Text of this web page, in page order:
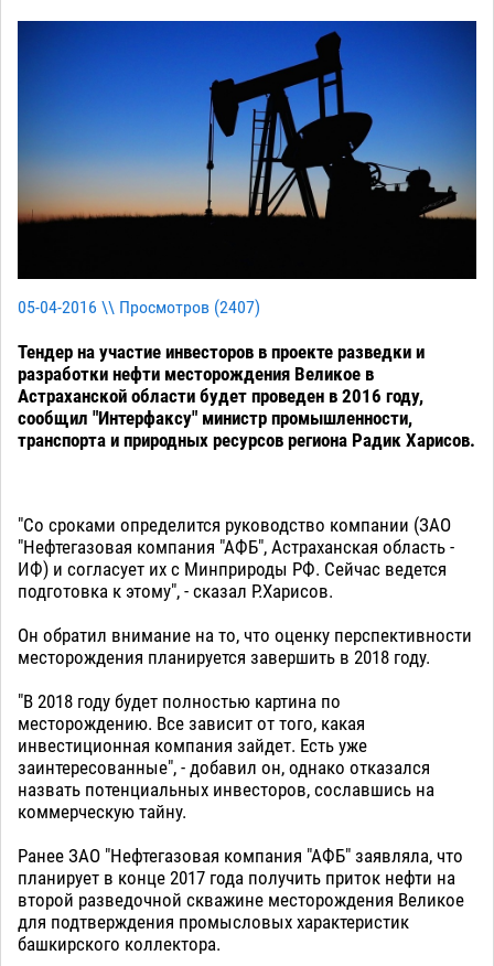
05-04-2016 \\ Просмотров (2407)
Тендер на участие инвесторов в проекте разведки и
разработки нефти месторождения Великое в
Астраханской области будет проведен в 2016 году,
сообщил "Интерфаксу" министр промышленности,
транспорта и природных ресурсов региона Радик Харисов.
"Со сроками определится руководство компании (ЗАО
"Нефтегазовая компания "АФБ", Астраханская область -
ИФ) и согласует их с Минприроды РФ. Сейчас ведется
подготовка к этому", - сказал Р.Харисов.
Он обратил внимание на то, что оценку перспективности
месторождения планируется завершить в 2018 году.
"В 2018 году будет полностью картина по
месторождению. Все зависит от того, какая
инвестиционная компания зайдет. Есть уже
заинтересованные", - добавил он, однако отказался
назвать потенциальных инвесторов, сославшись на
коммерческую тайну.
Ранее ЗАО "Нефтегазовая компания "АФБ" заявляла, что
планирует в конце 2017 года получить приток нефти на
второй разведочной скважине месторождения Великое
для подтверждения промысловых характеристик
башкирского коллектора.